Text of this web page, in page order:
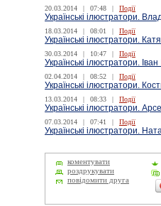
20.03.2014 | 07:48 | Події
Українські ілюстратори.
18.03.2014 | 08:01 | Події
Українські ілюстратори.
30.03.2014 | 10:47 | Події
Українські ілюстратори.
02.04.2014 | 08:52 | Події
Українські ілюстратори.
13.03.2014 | 08:33 | Події
Українські ілюстратори.
07.03.2014 | 07:41 | Події
Українські ілюстратори.
коментувати
роздрукувати
повідомити друга